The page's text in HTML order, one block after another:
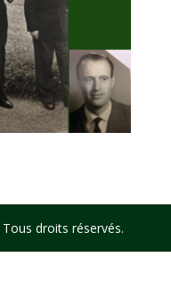
droits réservés.